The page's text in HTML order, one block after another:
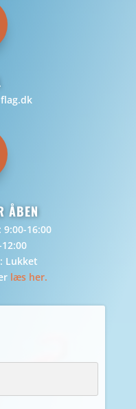
ÅBEN
9:00-16:00
Lukket
læs her.